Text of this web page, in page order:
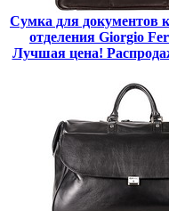
Сумка для документов
отделения Giorgio
Лучшая цена!